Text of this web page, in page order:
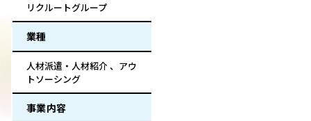
リクルートグループ
業種
人材派遣・人材紹介 、アウ
トソーシング
事業内容